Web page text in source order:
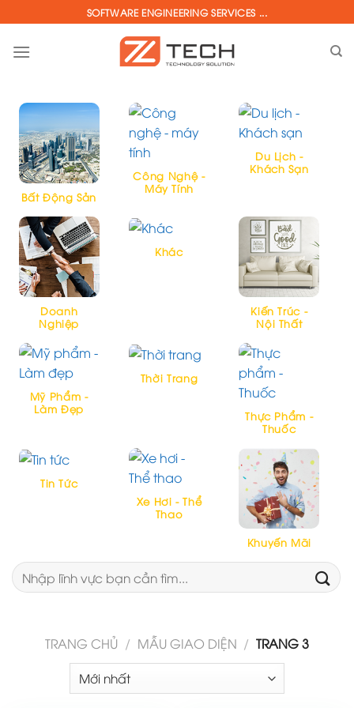
to
content
SOFTWARE ENGINEERING SERVICES ...
Bất Động Sản
Công Nghệ -
Máy Tính
Du Lịch -
Khách Sạn
Doanh
Nghiệp
Khác
Kiến Trúc -
Nội Thất
Mỹ Phẩm -
Làm Đẹp
Thời Trang
Thực Phẩm -
Thuốc
Tin Tức
Xe Hơi - Thể
Thao
Khuyến Mãi
Tìm
kiếm:
TRANG CHỦ / MẪU GIAO DIỆN / TRANG 3